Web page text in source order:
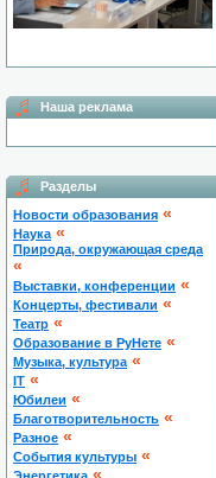
Наша реклама
Разделы
Новости образования «
Наука «
Природа, окружающая среда
«
Выставки, конференции «
Концерты, фестивали «
Театр «
Образование в РуНете «
Музыка, культура «
IT «
Юбилеи «
Благотворительность «
Разное «
Cобытия культуры «